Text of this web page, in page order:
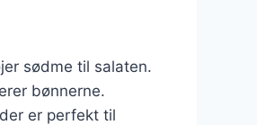
sødme til salaten.
bønnerne.
er perfekt til